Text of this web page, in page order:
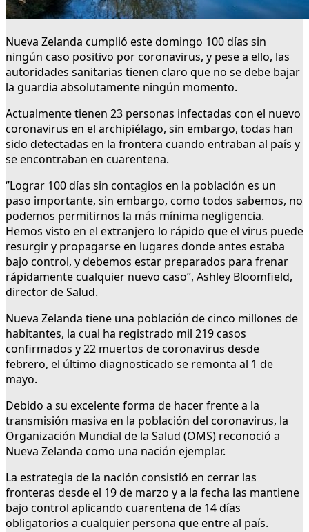
Nueva Zelanda cumplió este domingo 100 días sin
ningún caso positivo por coronavirus, y pese a ello, las
autoridades sanitarias tienen claro que no se debe bajar
la guardia absolutamente ningún momento.
Actualmente tienen 23 personas infectadas con el nuevo
coronavirus en el archipiélago, sin embargo, todas han
sido detectadas en la frontera cuando entraban al país y
se encontraban en cuarentena.
‘’Lograr 100 días sin contagios en la población es un
paso importante, sin embargo, como todos sabemos, no
podemos permitirnos la más mínima negligencia.
Hemos visto en el extranjero lo rápido que el virus puede
resurgir y propagarse en lugares donde antes estaba
bajo control, y debemos estar preparados para frenar
rápidamente cualquier nuevo caso’’, Ashley Bloomfield,
director de Salud.
Nueva Zelanda tiene una población de cinco millones de
habitantes, la cual ha registrado mil 219 casos
confirmados y 22 muertos de coronavirus desde
febrero, el último diagnosticado se remonta al 1 de
mayo.
Debido a su excelente forma de hacer frente a la
transmisión masiva en la población del coronavirus, la
Organización Mundial de la Salud (OMS) reconoció a
Nueva Zelanda como una nación ejemplar.
La estrategia de la nación consistió en cerrar las
fronteras desde el 19 de marzo y a la fecha las mantiene
bajo control aplicando cuarentena de 14 días
obligatorios a cualquier persona que entre al país.